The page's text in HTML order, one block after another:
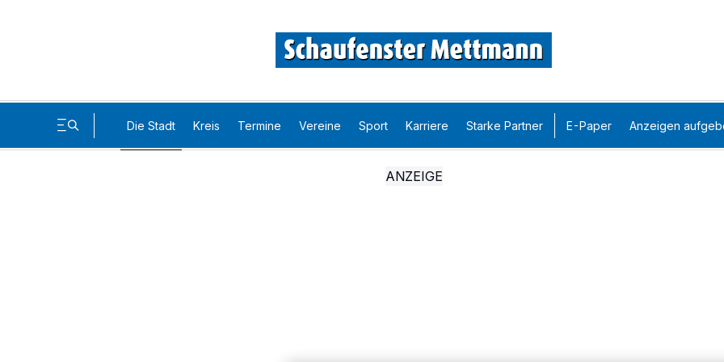
Die Stadt Kreis Termine Vereine Sport Karriere Starke Partner E-Paper Anzeigen